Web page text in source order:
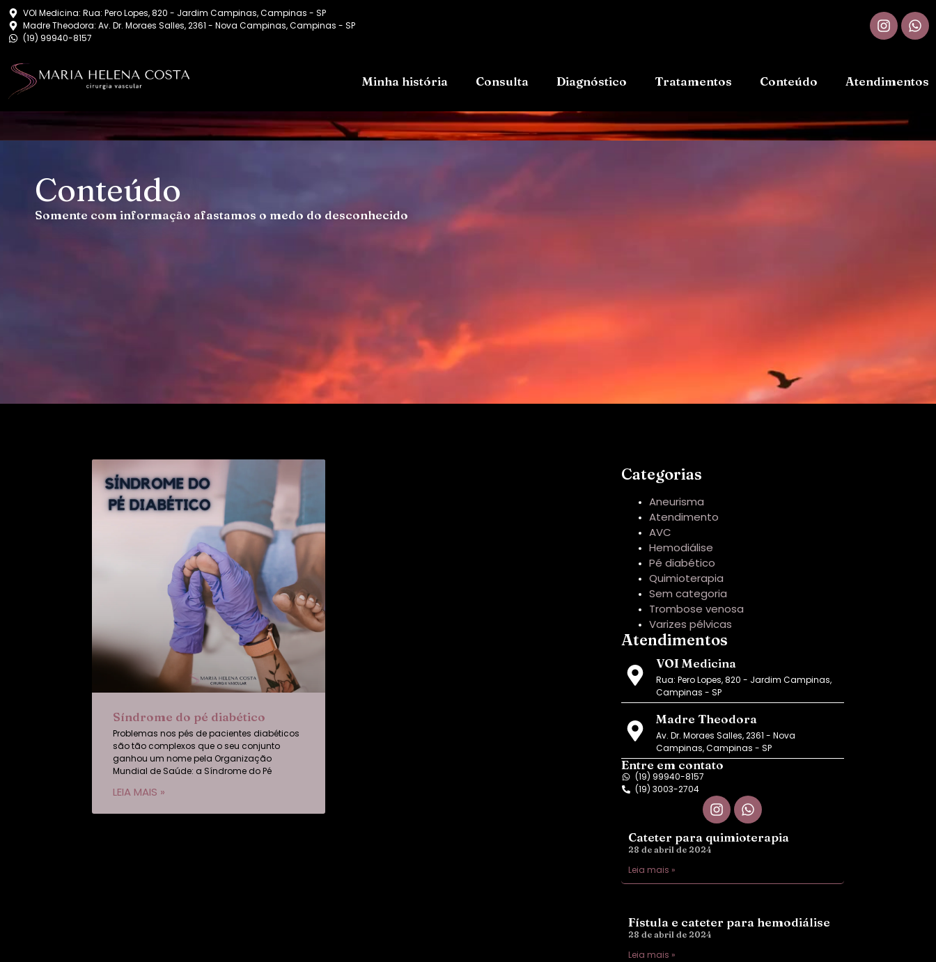
VOI Medicina: Rua: Pero Lopes, 820 - Jardim Campinas, Campinas - SP
Madre Theodora: Av. Dr. Moraes Salles, 2361 - Nova Campinas, Campinas - SP
(19) 99940-8157
Minha história Consulta Diagnóstico Tratamentos Conteúdo Atendimentos
Conteúdo
Somente com informação afastamos o medo do desconhecido
Síndrome do pé diabético
Problemas nos pés de pacientes diabéticos
são tão complexos que o seu conjunto
ganhou um nome pela Organização
Mundial de Saúde: a Síndrome do Pé
LEIA MAIS »
Categorias
Aneurisma
Atendimento
AVC
Hemodiálise
Pé diabético
Quimioterapia
Sem categoria
Trombose venosa
Varizes pélvicas
Atendimentos
VOI Medicina
Rua: Pero Lopes, 820 - Jardim Campinas,
Campinas - SP
Madre Theodora
Av. Dr. Moraes Salles, 2361 - Nova
Campinas, Campinas - SP
Entre em contato
(19) 99940-8157
(19) 3003-2704
Cateter para quimioterapia
28 de abril de 2024
Leia mais »
Fístula e cateter para hemodiálise
28 de abril de 2024
Leia mais »